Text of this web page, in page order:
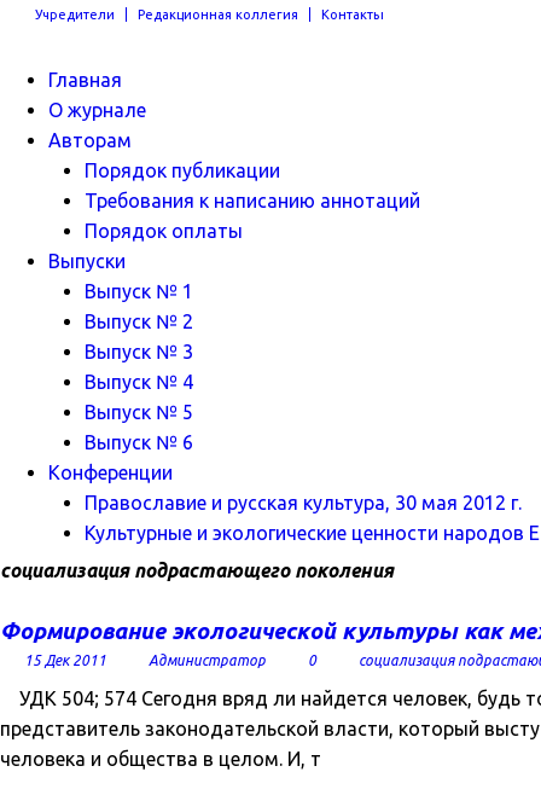
Учредители Редакционная коллегия Контакты
Главная
О журнале
Авторам
Порядок публикации
Требования к написанию аннотаций
Порядок оплаты
Выпуски
Выпуск № 1
Выпуск № 2
Выпуск № 3
Выпуск № 4
Выпуск № 5
Выпуск № 6
Конференции
Православие и русская культура, 30 мая 2012 г.
Культурные и экологические ценности народов
социализация подрастающего поколения
Формирование экологической культуры как
15 Дек 2011 Администратор 0 социализация
УДК 504; 574 Сегодня вряд ли найдется человек, будь
представитель законодательской власти, который
человека и общества в целом. И, т